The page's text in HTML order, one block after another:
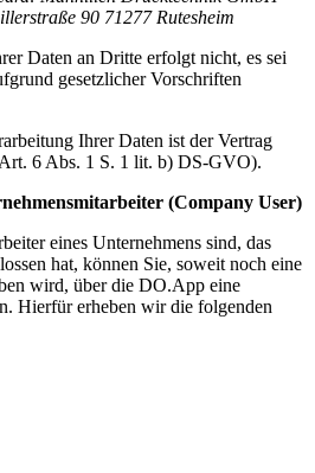
90 71277 Rutesheim
Daten an Dritte erfolgt nicht, es sei
gesetzlicher Vorschriften
Ihrer Daten ist der Vertrag
6 Abs. 1 S. 1 lit. b) DS-GVO).
(Company User)
eines Unternehmens sind, das
hat, können Sie, soweit noch eine
wird, über die DO.App eine
Hierfür erheben wir die folgenden